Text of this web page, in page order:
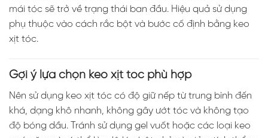
mái tóc sẽ trở về trạng thái ban đầu. Hiệu quả sử dụng
phụ thuộc vào cách rắc bột và bước cố định bằng keo
xịt tóc.
Gợi ý lựa chọn keo xịt tóc phù hợp
Nên sử dụng keo xịt tóc có độ giữ nếp từ trung bình đến
khá, dạng khô nhanh, không gây ướt tóc và không tạo
độ bóng dầu. Tránh sử dụng gel vuốt hoặc các loại keo